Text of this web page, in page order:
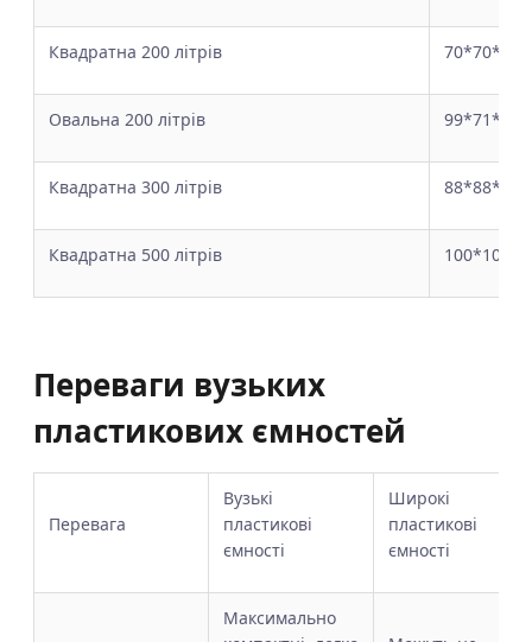
Квадратна 200 літрів 70*70*56
Овальна 200 літрів 99*71*48
Квадратна 300 літрів 88*88*53
Квадратна 500 літрів
Переваги вузьких
пластикових ємностей
Перевага
Вузькі
пластикові
ємності
Широкі
пластикові
ємності
Максимально